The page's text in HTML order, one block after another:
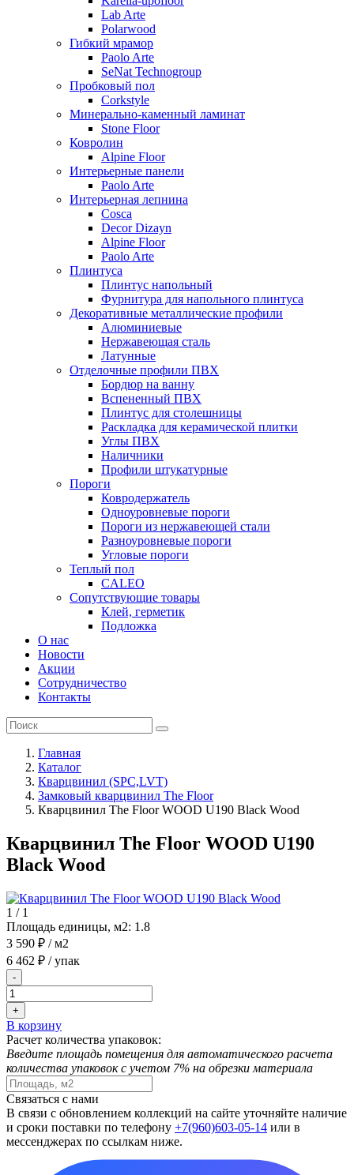
Lab Arte
Polarwood
Гибкий мрамор
Paolo Arte
SeNat Technogroup
Пробковый пол
Corkstyle
Минерально-каменный ламинат
Stone Floor
Ковролин
Alpine Floor
Интерьерные панели
Paolo Arte
Интерьерная лепнина
Cosca
Decor Dizayn
Alpine Floor
Paolo Arte
Плинтуса
Плинтус напольный
Фурнитура для напольного плинтуса
Декоративные металлические профили
Алюминиевые
Нержавеющая сталь
Латунные
Отделочные профили ПВХ
Бордюр на ванну
Вспененный ПВХ
Плинтус для столешницы
Раскладка для керамической плитки
Углы ПВХ
Наличники
Профили штукатурные
Пороги
Ковродержатель
Одноуровневые пороги
Пороги из нержавеющей стали
Разноуровневые пороги
Угловые пороги
Теплый пол
CALEO
Сопутствующие товары
Клей, герметик
Подложка
О нас
Новости
Акции
Сотрудничество
Контакты
Главная
Каталог
Кварцвинил (SPC,LVT)
Замковый кварцвинил The Floor
Кварцвинил The Floor WOOD U190 Black Wood
Кварцвинил The Floor WOOD U190
Black Wood
1 / 1
Площадь единицы, м2: 1.8
3 590 ₽ / м2
6 462 ₽ / упак
-
+
В корзину
Расчет количества упаковок:
Введите площадь помещения для автоматического расчета
количества упаковок с учетом 7% на обрезки материала
Связаться с нами
В связи с обновлением коллекций на сайте уточняйте наличие
и сроки поставки по телефону +7(960)603-05-14 или в
мессенджерах по ссылкам ниже.